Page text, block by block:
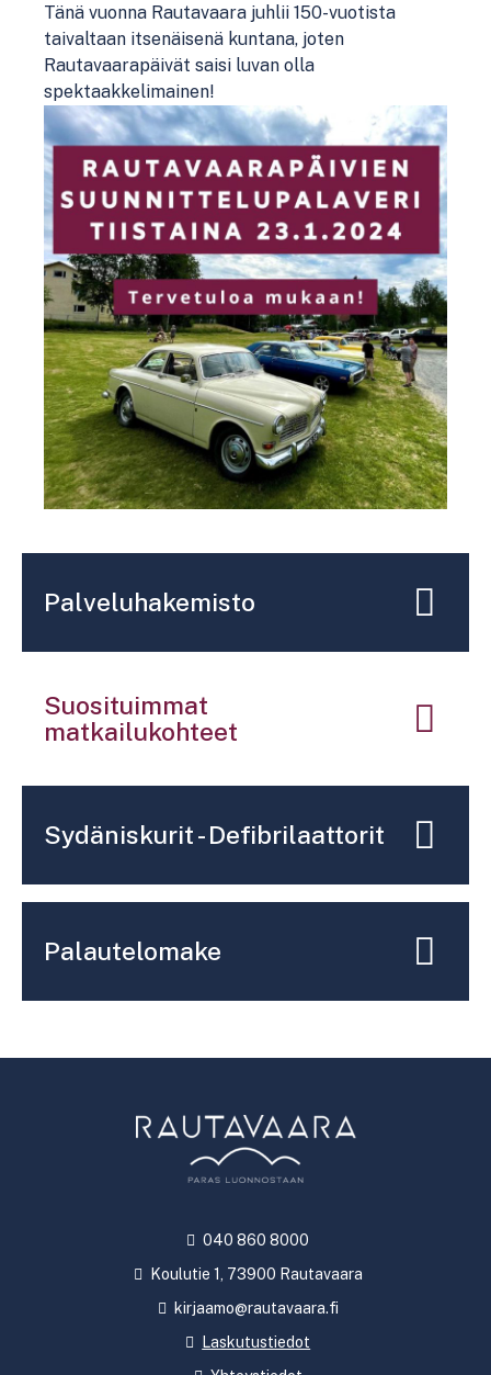
Tänä vuonna Rautavaara juhlii 150-vuotista
taivaltaan itsenäisenä kuntana, joten
Rautavaarapäivät saisi luvan olla
spektaakkelimainen!
Palveluhakemisto
Suosituimmat
matkailukohteet
Sydäniskurit - Defibrilaattorit
Palautelomake
040 860 8000
Koulutie 1, 73900 Rautavaara
kirjaamo@rautavaara.fi
Laskutustiedot